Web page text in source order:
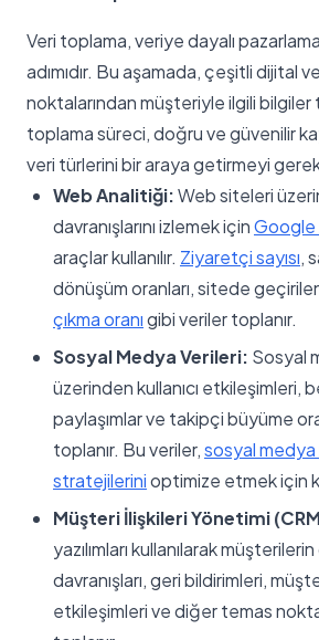
Veri toplama, veriye dayalı
adımıdır. Bu aşamada, çeşitli dijital
noktalarından müşteriyle ilgili bilgiler
toplama süreci, doğru ve güvenilir
veri türlerini bir araya getirmeyi
Web Analitiği:Web siteleri
davranışlarını izlemek içinGoogle
araçlar kullanılır. Ziyaretçi sayısı,
dönüşüm oranları, sitede
çıkma oranıgibi veriler toplanır.
Sosyal Medya Verileri: Sosyal
üzerinden kullanıcı etkileşimleri,
paylaşımlar ve takipçi büyüme
toplanır. Bu veriler,sosyal medya
stratejilerinioptimize etmek için
Müşteri İlişkileri Yönetimi
yazılımları kullanılarak
davranışları, geri bildirimleri,
etkileşimleri ve diğer temas